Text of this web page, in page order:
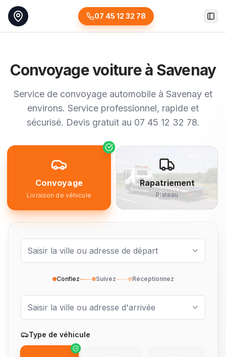
07 45 12 32 78
Convoyage voiture à Savenay
Service de convoyage automobile à Savenay et
environs. Service professionnel, rapide et
sécurisé. Devis gratuit au 07 45 12 32 78.
Convoyage
Livraison de véhicule
Rapatriement
Plateau
Confiez Suivez Réceptionnez
Type de véhicule